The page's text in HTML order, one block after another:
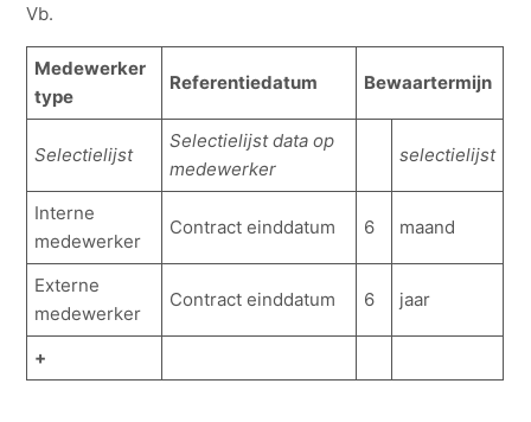
Vb.
Medewerker
type
Referentiedatum Bewaartermijn
Selectielijst
Selectielijst data op
medewerker
selectielijst
Interne
medewerker
Contract einddatum 6 maand
Externe
medewerker
Contract einddatum 6 jaar
+